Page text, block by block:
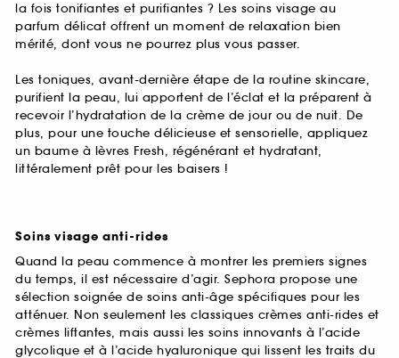
la fois tonifiantes et purifiantes ? Les soins visage au
parfum délicat offrent un moment de relaxation bien
mérité, dont vous ne pourrez plus vous passer.
Les toniques, avant-dernière étape de la routine skincare,
purifient la peau, lui apportent de l’éclat et la préparent à
recevoir l’hydratation de la crème de jour ou de nuit. De
plus, pour une touche délicieuse et sensorielle, appliquez
un baume à lèvres Fresh, régénérant et hydratant,
littéralement prêt pour les baisers !
Soins visage anti-rides
Quand la peau commence à montrer les premiers signes
du temps, il est nécessaire d’agir. Sephora propose une
sélection soignée de soins anti-âge spécifiques pour les
atténuer. Non seulement les classiques crèmes anti-rides et
crèmes liftantes, mais aussi les soins innovants à l’acide
glycolique et à l’acide hyaluronique qui lissent les traits du